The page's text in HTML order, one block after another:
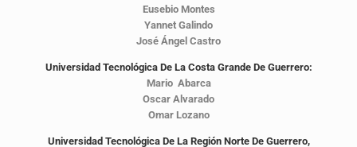
Eusebio Montes
Yannet Galindo
José Ángel Castro
Universidad Tecnológica De La Costa Grande De Guerrero:
Mario Abarca
Oscar Alvarado
Omar Lozano
Universidad Tecnológica De La Región Norte De Guerrero,